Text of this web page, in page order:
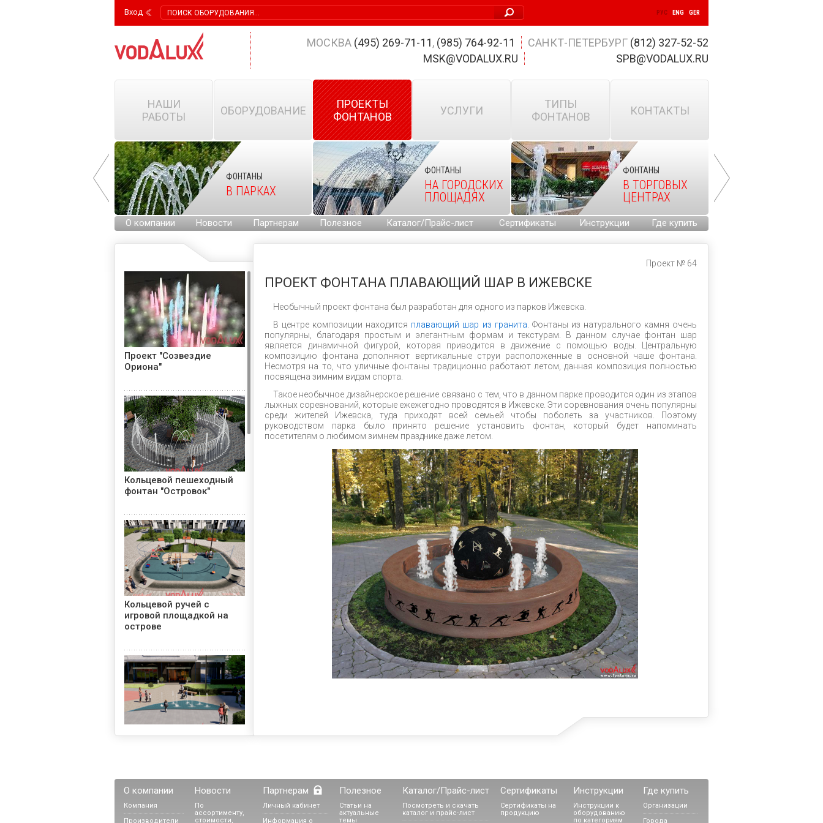
Вход РУС ENG GER
МОСКВА (495) 269-71-11, (985) 764-92-11 САНКТ-ПЕТЕРБУРГ (812) 327-52-52
MSK@VODALUX.RU
SPB@VODALUX.RU
НАШИ
РАБОТЫ
ОБОРУДОВАНИЕ
ПРОЕКТЫ
ФОНТАНОВ
УСЛУГИ
ТИПЫ
ФОНТАНОВ
КОНТАКТЫ
НА ГОРОДСКИХ
ФОНТАНЫ
В ПАРКАХ
ФОНТАНЫ
НА ГОРОДСКИХ
ПЛОЩАДЯХ
ФОНТАНЫ
В ТОРГОВЫХ
ЦЕНТРАХ
О компании Новости Партнерам Полезное Каталог/Прайс-лист Сертификаты Инструкции Где купить
Проект № 64
ПРОЕКТ ФОНТАНА ПЛАВАЮЩИЙ ШАР В ИЖЕВСКЕ
Необычный проект фонтана был разработан для одного из парков Ижевска.
В центре композиции находится плавающий шар из гранита . Фонтаны из натурального камня очень
популярны, благодаря простым и элегантным формам и текстурам. В данном случае фонтан шар
является динамичной фигурой, которая приводится в движение с помощью воды. Центральную
композицию фонтана дополняют вертикальные струи расположенные в основной чаше фонтана.
Несмотря на то, что уличные фонтаны традиционно работают летом, данная композиция полностью
посвящена зимним видам спорта.
Такое необычное дизайнерское решение связано с тем, что в данном парке проводится один из этапов
лыжных соревнований, которые ежежегодно проводятся в Ижевске. Эти соревнования очень популярны
среди жителей Ижевска, туда приходят всей семьей чтобы поболеть за участников. Поэтому
руководством парка было принято решение установить фонтан, который будет напоминать
посетителям о любимом зимнем празднике даже летом.
Проект "Созвездие
Ориона"
Кольцевой пешеходный
фонтан "Островок"
Кольцевой ручей с
игровой площадкой на
острове
Пешеходный фонтан
О компании
Компания
Производители
Новости
По
ассортименту,
стоимости,
Партнерам
Личный кабинет
Информация о
Полезное
Статьи на
актуальные
темы
Каталог/Прайс-лист
Посмотреть и скачать
каталог и прайс-лист
Сертификаты
Сертификаты на
продукцию
Инструкции
Инструкции к
оборудованию
по категориям
Где купить
Организации
Города